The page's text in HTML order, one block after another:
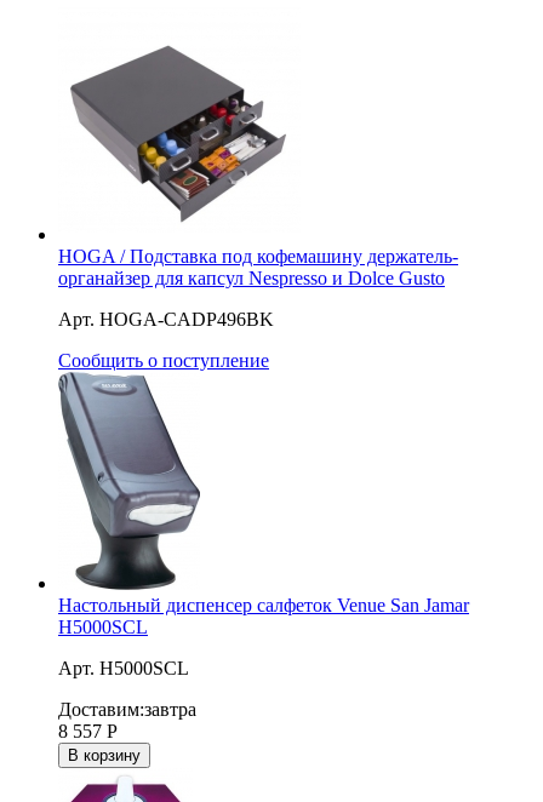
HOGA / Подставка под кофемашину держатель-
органайзер для капсул Nespresso и Dolce Gusto
Арт. HOGA-CADP496BK
Сообщить о поступление
Настольный диспенсер салфеток Venue San Jamar
H5000SCL
Арт. H5000SCL
Доставим:завтра
8 557 Р
В корзину